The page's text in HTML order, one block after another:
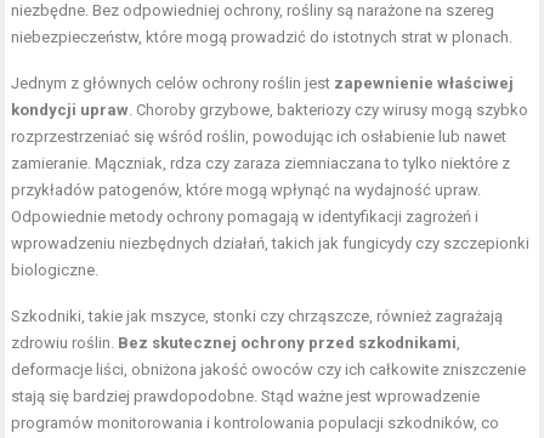
niezbędne. Bez odpowiedniej ochrony, rośliny są narażone na szereg
niebezpieczeństw, które mogą prowadzić do istotnych strat w plonach.
Jednym z głównych celów ochrony roślin jest zapewnienie właściwej
kondycji upraw. Choroby grzybowe, bakteriozy czy wirusy mogą szybko
rozprzestrzeniać się wśród roślin, powodując ich osłabienie lub nawet
zamieranie. Mączniak, rdza czy zaraza ziemniaczana to tylko niektóre z
przykładów patogenów, które mogą wpłynąć na wydajność upraw.
Odpowiednie metody ochrony pomagają w identyfikacji zagrożeń i
wprowadzeniu niezbędnych działań, takich jak fungicydy czy szczepionki
biologiczne.
Szkodniki, takie jak mszyce, stonki czy chrząszcze, również zagrażają
zdrowiu roślin. Bez skutecznej ochrony przed szkodnikami,
deformacje liści, obniżona jakość owoców czy ich całkowite zniszczenie
stają się bardziej prawdopodobne. Stąd ważne jest wprowadzenie
programów monitorowania i kontrolowania populacji szkodników, co